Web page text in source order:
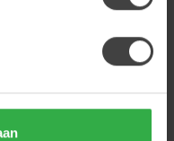
+31 224 850